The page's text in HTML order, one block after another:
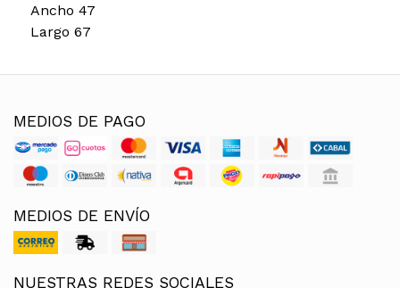
Ancho 47
Largo 67
MEDIOS DE PAGO
MEDIOS DE ENVÍO
NUESTRAS REDES SOCIALES